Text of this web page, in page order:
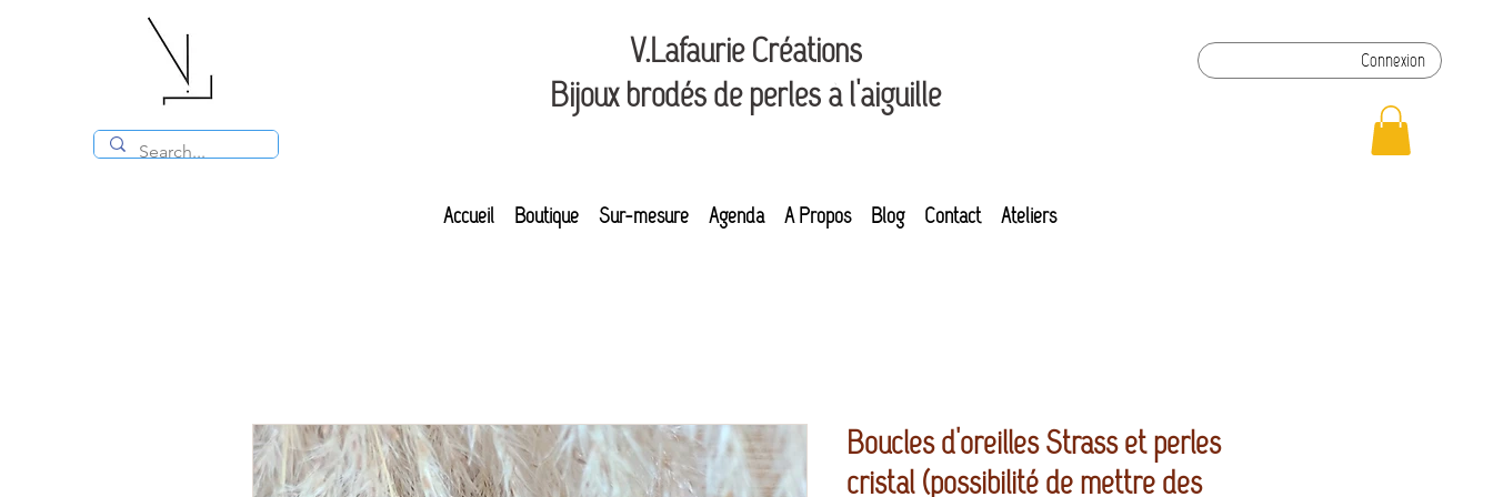
V.Lafaurie Créations
Bijoux brodés de perles à l'aiguille
Accueil Boutique Sur-mesure Agenda A Propos Blog Contact Ateliers
Connexion
Boucles d'oreilles Strass et perles
cristal (possibilité de mettre des